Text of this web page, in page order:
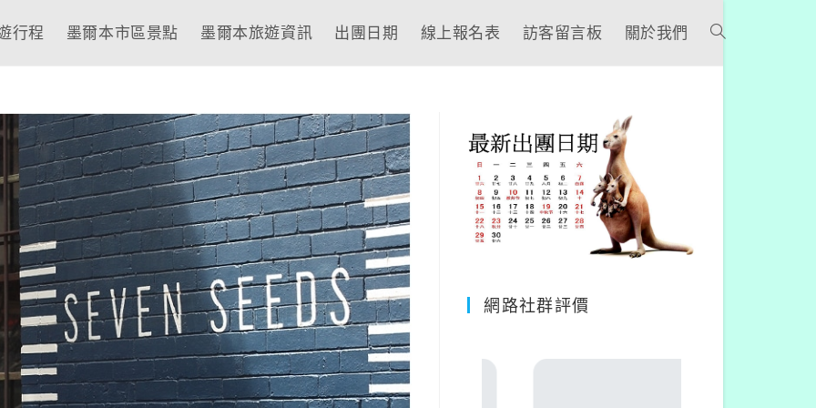
行程 墨爾本市區景點 墨爾本旅遊資訊 出團日期 線上報名表 訪客留言板 關於我們
網路社群評價